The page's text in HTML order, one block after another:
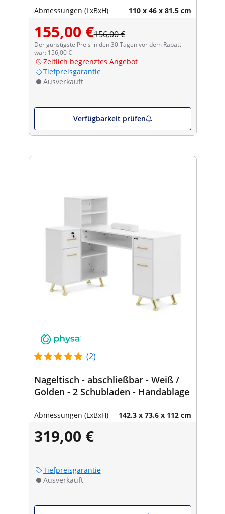
Abmessungen (LxBxH) 110 x 46 x 81.5 cm
155,00 €156,00 €
Der günstigste Preis in den 30 Tagen vor dem Rabatt
war: 156,00 €
Zeitlich begrenztes Angebot
Tiefpreisgarantie
Ausverkauft
Verfügbarkeit prüfen
(2)
Nageltisch - abschließbar - Weiß /
Golden - 2 Schubladen - Handablage
Abmessungen (LxBxH) 142.3 x 73.6 x 112 cm
319,00 €
Tiefpreisgarantie
Ausverkauft